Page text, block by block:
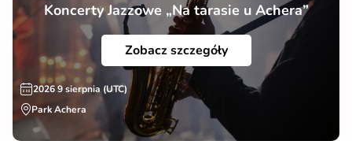
Koncerty Jazzowe „Na tarasie u Achera”
Zobacz szczegóły
2026 9 sierpnia (UTC)
Park Achera